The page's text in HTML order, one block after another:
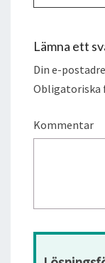
Lämna ett
Din e-
Obligatoriska
Kommentar